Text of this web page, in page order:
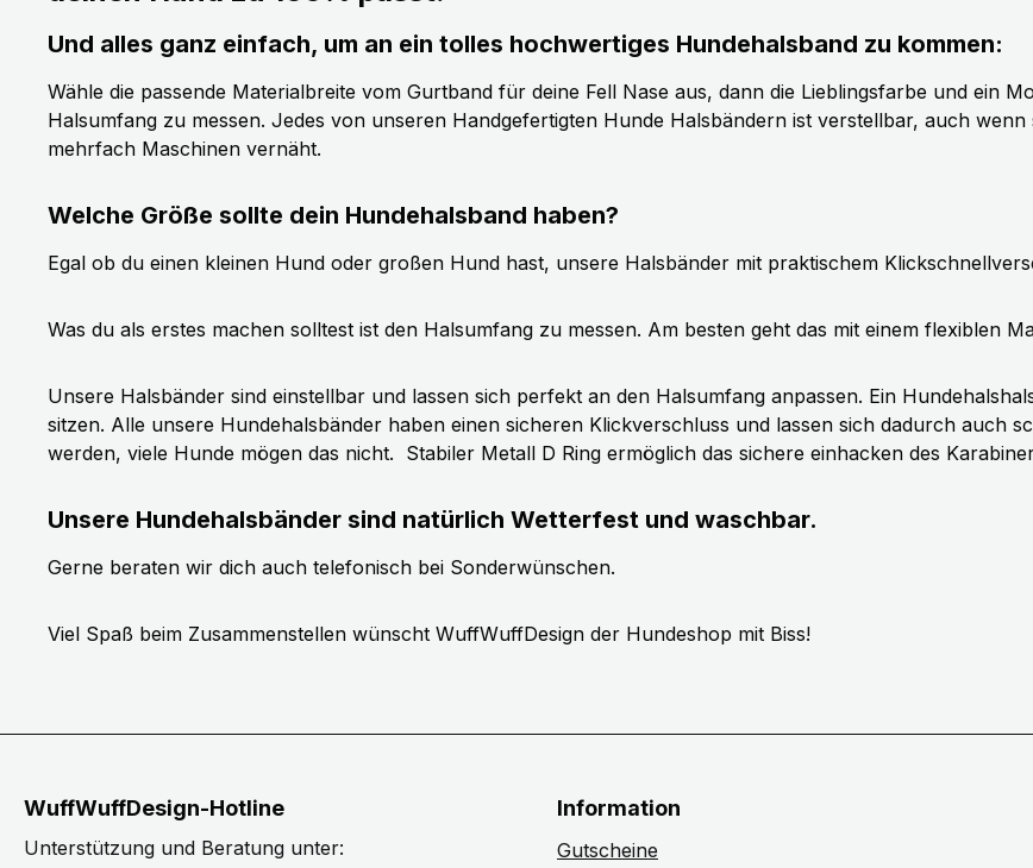
Und alles ganz einfach, um an ein tolles hochwertiges Hundehalsband zu kommen:
Wähle die passende Materialbreite vom Gurtband für deine Fell Nase aus, dann die Lieblingsfarbe und ein
Halsumfang zu messen. Jedes von unseren Handgefertigten Hunde Halsbändern ist verstellbar, auch
mehrfach Maschinen vernäht.
Welche Größe sollte dein Hundehalsband haben?
Egal ob du einen kleinen Hund oder großen Hund hast, unsere Halsbänder mit praktischem
Was du als erstes machen solltest ist den Halsumfang zu messen. Am besten geht das mit einem flexiblen
Unsere Halsbänder sind einstellbar und lassen sich perfekt an den Halsumfang anpassen. Ein
sitzen. Alle unsere Hundehalsbänder haben einen sicheren Klickverschluss und lassen sich dadurch auch
werden, viele Hunde mögen das nicht. Stabiler Metall D Ring ermöglich das sichere einhacken des
Unsere Hundehalsbänder sind natürlich Wetterfest und waschbar.
Gerne beraten wir dich auch telefonisch bei Sonderwünschen.
Viel Spaß beim Zusammenstellen wünscht WuffWuffDesign der Hundeshop mit Biss!
WuffWuffDesign-Hotline
Unterstützung und Beratung unter:
Information
Gutscheine